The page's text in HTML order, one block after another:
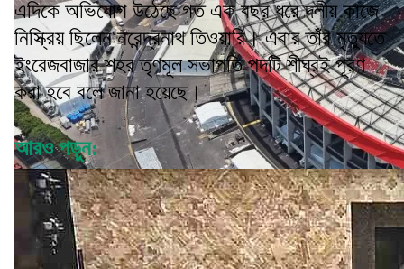
এদিকে অভিযোগ উঠেছে গত এক বছর ধরে দলীয় কাজে
নিস্ক্রিয় ছিলেন নরেন্দ্রনাথ তিওয়ারি। এবার তাঁর মৃত্যুতে
ইংরেজবাজার শহর তৃণমূল সভাপতি পদটি শীঘ্রই পূরণ
করা হবে বলে জানা হয়েছে।
আরও পড়ুন: